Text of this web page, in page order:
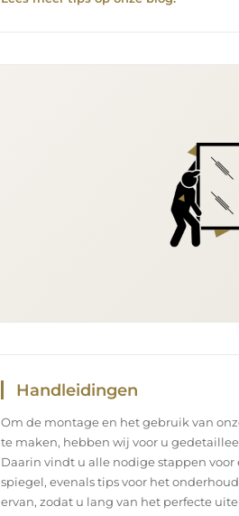
Handleidingen
Om de montage en het gebruik van
te maken, hebben wij voor u
Daarin vindt u alle nodige stappen
spiegel, evenals tips voor het
ervan, zodat u lang van het perfecte